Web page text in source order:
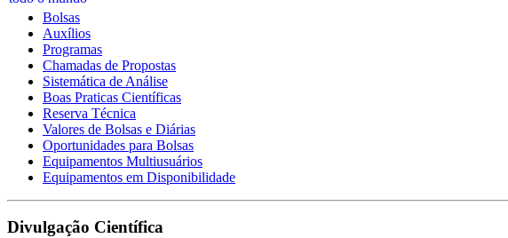
Bolsas
Auxílios
Programas
Chamadas de Propostas
Sistemática de Análise
Boas Praticas Científicas
Reserva Técnica
Valores de Bolsas e Diárias
Oportunidades para Bolsas
Equipamentos Multiusuários
Equipamentos em Disponibilidade
Divulgação Científica